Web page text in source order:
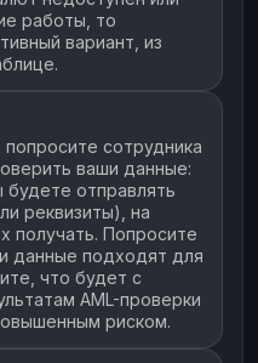
работы, то
вариант, из
сотрудника
ваши данные:
будете отправлять
реквизиты), на
получать. Попросите
данные подходят для
что будет с
AML-проверки
риском.